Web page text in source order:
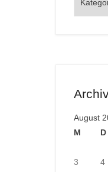
August
M
D
3
4